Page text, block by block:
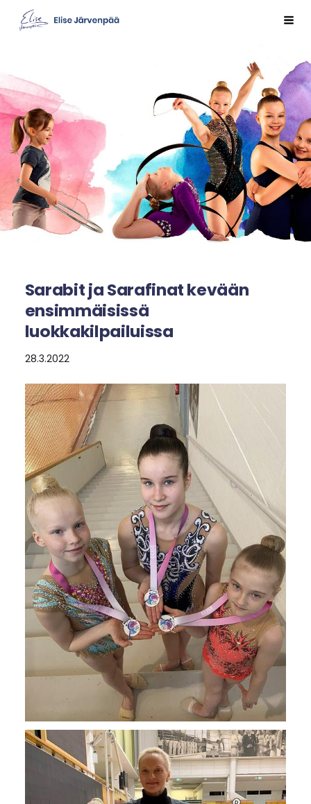
Siirry
sivun
Sivuston etusivulle
Sarabit ja Sarafinat kevään
ensimmäisissä
luokkakilpailuissa
28.3.2022